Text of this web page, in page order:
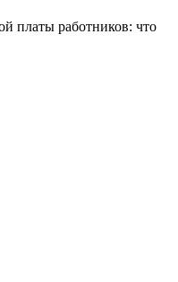
платы работников: что